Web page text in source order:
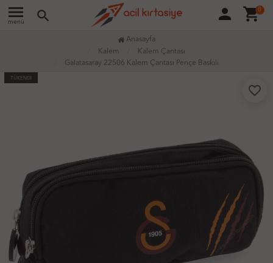
menu
menü search person shopping_cart
0
Anasayfa
Kalem
Kalem Çantası
Galatasaray 22506 Kalem Çantası Pençe Baskılı
TÜKENDİ
favorite_border